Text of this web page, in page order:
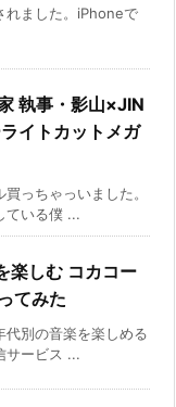
れました。iPhoneで
執事・影山×JIN
イトカットメガ
っちゃっいました。
ている僕 ...
楽しむ コカコー
てみた
代別の音楽を楽しめる
サービス ...